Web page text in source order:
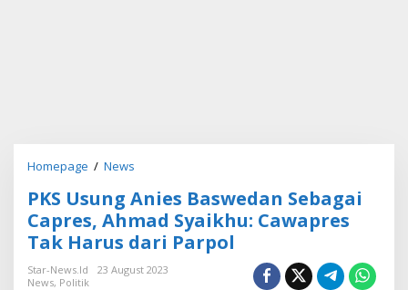
Homepage / News
S
U
s
u
n
PKS Usung Anies Baswedan Sebagai
Capres, Ahmad Syaikhu: Cawapres
Tak Harus dari Parpol
Star-News.id
23 August 2023
News, Politik